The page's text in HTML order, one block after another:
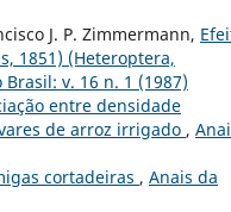
J. P. Zimmermann,
1851) (Heteroptera,
v. 16 n. 1 (1987)
entre densidade
de arroz irrigado ,
cortadeiras , Anais da